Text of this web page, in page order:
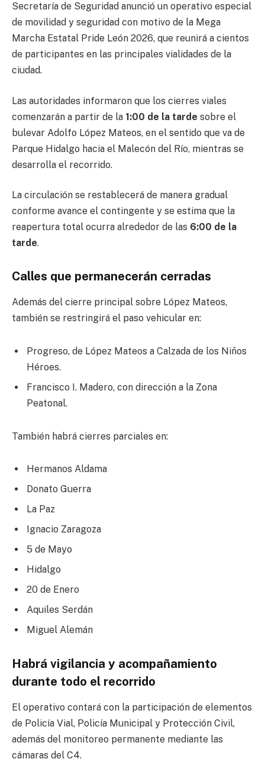
Secretaría de Seguridad anunció un operativo especial
de movilidad y seguridad con motivo de la Mega
Marcha Estatal Pride León 2026, que reunirá a cientos
de participantes en las principales vialidades de la
ciudad.
Las autoridades informaron que los cierres viales
comenzarán a partir de la 1:00 de la tarde sobre el
bulevar Adolfo López Mateos, en el sentido que va de
Parque Hidalgo hacia el Malecón del Río, mientras se
desarrolla el recorrido.
La circulación se restablecerá de manera gradual
conforme avance el contingente y se estima que la
reapertura total ocurra alrededor de las 6:00 de la
tarde.
Calles que permanecerán cerradas
Además del cierre principal sobre López Mateos,
también se restringirá el paso vehicular en:
Progreso, de López Mateos a Calzada de los Niños
Héroes.
Francisco I. Madero, con dirección a la Zona
Peatonal.
También habrá cierres parciales en:
Hermanos Aldama
Donato Guerra
La Paz
Ignacio Zaragoza
5 de Mayo
Hidalgo
20 de Enero
Aquiles Serdán
Miguel Alemán
Habrá vigilancia y acompañamiento
durante todo el recorrido
El operativo contará con la participación de elementos
de Policía Vial, Policía Municipal y Protección Civil,
además del monitoreo permanente mediante las
cámaras del C4.